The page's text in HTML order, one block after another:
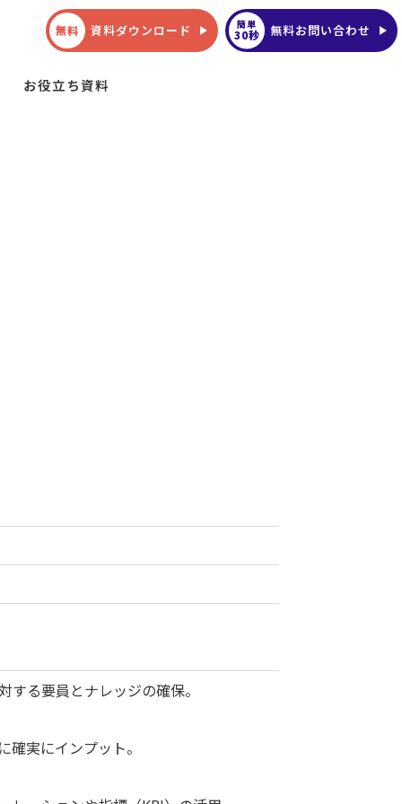
お役立ち資料
無料 資料ダウンロード 簡単
30秒 無料お問い合わせ
る要員とナレッジの確保。
実にインプット。